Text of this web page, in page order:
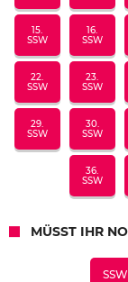
15.
SSW
16.
SSW
22.
SSW
23.
SSW
29.
SSW
30.
SSW
36.
SSW
MÜSST IHR